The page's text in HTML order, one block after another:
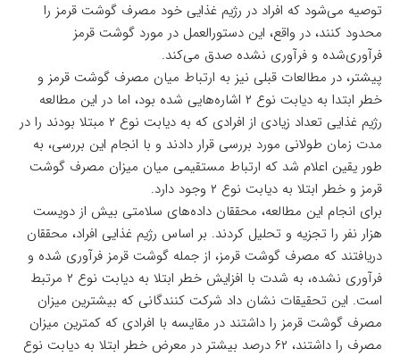
توصیه می‌شود که افراد در رژیم غذایی خود مصرف گوشت قرمز را
محدود کنند، در واقع، این دستورالعمل در مورد گوشت قرمز
فرآوری‌شده و فرآوری نشده صدق می‌کند.
پیشتر، در مطالعات قبلی نیز به ارتباط میان مصرف گوشت قرمز و
خطر ابتدا به دیابت نوع ۲ اشاره‌هایی شده بود، اما در این مطالعه
رژیم غذایی تعداد زیادی از افرادی که به دیابت نوع ۲ مبتلا بودند را در
مدت زمان طولانی مورد بررسی قرار دادند و با انجام این بررسی، به
طور یقین اعلام شد که ارتباط مستقیمی میان میزان مصرف گوشت
قرمز و خطر ابتلا به دیابت نوع ۲ وجود دارد.
برای انجام این مطالعه، محققان داده‌های سلامتی بیش از دویست
هزار نفر را تجزیه و تحلیل کردند. بر اساس رژیم غذایی افراد، محققان
دریافتند که مصرف گوشت قرمز، از جمله گوشت قرمز فرآوری شده و
فرآوری نشده، به شدت با افزایش خطر ابتلا به دیابت نوع ۲ مرتبط
است. این تحقیقات نشان داد شرکت کنندگانی که بیشترین میزان
مصرف گوشت قرمز را داشتند در مقایسه با افرادی که کمترین میزان
مصرف را داشتند، ۶۲ درصد بیشتر در معرض خطر ابتلا به دیابت نوع